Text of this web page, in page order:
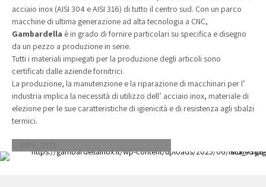
acciaio inox (AISI 304 e AISI 316) di tutto il centro sud. Con un parco
macchine di ultima generazione ad alta tecnologia a CNC,
Gambardella è in grado di fornire particolari su specifica e disegno
da un pezzo a produzione in serie.
Tutti i materiali impiegati per la produzione degli articoli sono
certificati dalle aziende fornitrici.
La produzione, la manutenzione e la riparazione di macchinari per l’
industria implica la necessità di utilizzo dell’ acciaio inox, materiale di
elezione per le sue caratteristiche di igienicità e di resistenza agli sbalzi
termici.